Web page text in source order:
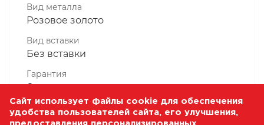
Вид металла
Розовое золото
Вид вставки
Без вставки
Гарантия
6 месяцев
Комплектность, шт
1 Штука
Сайт использует файлы cookie для обеспечения
удобства пользователей сайта, его улучшения,